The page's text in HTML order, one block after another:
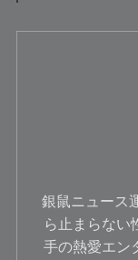
銀鼠ニュース
ら止まらない
手の熱愛エン